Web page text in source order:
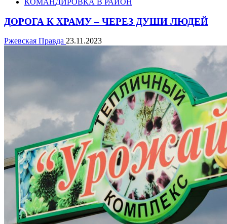
ДОРОГА К ХРАМУ – ЧЕРЕЗ ДУШИ ЛЮДЕЙ
Ржевская Правда 23.11.2023